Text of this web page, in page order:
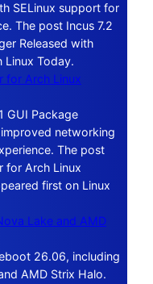
SELinux support for
The post Incus 7.2
Released with
Linux Today.
for Arch Linux
GUI Package
networking
The post
for Arch Linux
first on Linux
Lake and AMD
26.06, including
AMD Strix Halo.